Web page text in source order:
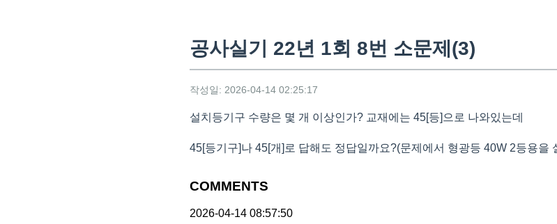
공사실기 22년 1회 8번 소문제(3)
작성일: 2026-04-14 02:25:17
설치등기구 수량은 몇 개 이상인가? 교재에는 45[등]으로 나와있는데
45[등기구]나 45[개]로 답해도 정답일까요?(문제에서 형광등 40W 2등용을
COMMENTS
2026-04-14 08:57:50